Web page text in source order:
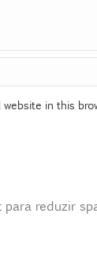
in this
reduzir